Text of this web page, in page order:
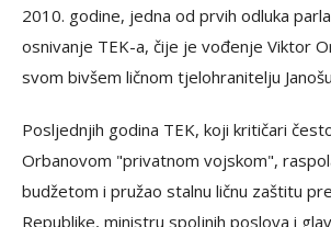
2010. godine, jedna od prvih odluka
osnivanje TEK-a, čije je vođenje Viktor
svom bivšem ličnom tjelohranitelju
Posljednjih godina TEK, koji kritičari
Orbanovom "privatnom vojskom",
budžetom i pružao stalnu ličnu zaštitu
Republike, ministru spoljnih poslova i